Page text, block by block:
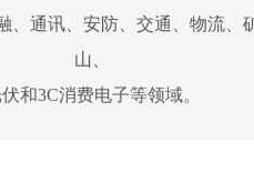
、通讯、安防、交通、物流、
山、
和3C消费电子等领域。